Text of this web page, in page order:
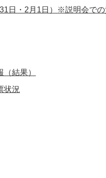
日・2月1日）※説明会で
結果）
状況